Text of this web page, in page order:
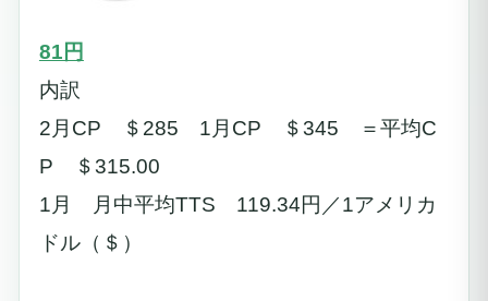
81円
内訳
2月CP ＄285 1月CP ＄345 ＝平均C
P ＄315.00
1月 月中平均TTS 119.34円／1アメリカ
ドル（＄）